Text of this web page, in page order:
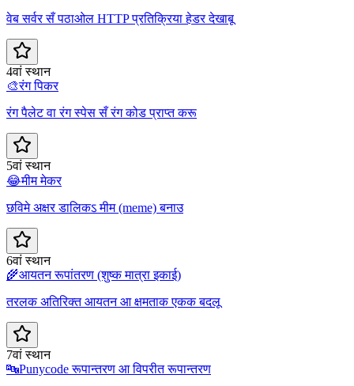
वेब सर्वर सँ पठाओल HTTP प्रतिक्रिया हेडर देखाबू
4वां स्थान
🎨रंग पिकर
रंग पैलेट वा रंग स्पेस सँ रंग कोड प्राप्त करू
5वां स्थान
😂मीम मेकर
छविमे अक्षर डालिकऽ मीम (meme) बनाउ
6वां स्थान
🌾आयतन रूपांतरण (शुष्क मात्रा इकाई)
तरलक अतिरिक्त आयतन आ क्षमताक एकक बदलू
7वां स्थान
🔤Punycode रूपान्तरण आ विपरीत रूपान्तरण